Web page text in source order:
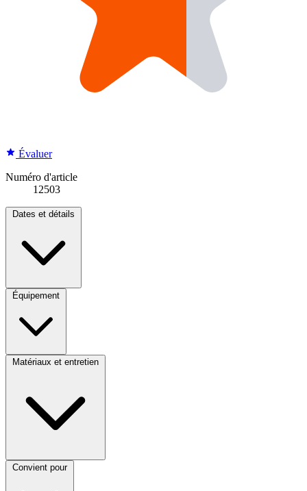
Évaluer
Numéro d'article
12503
Dates et détails
Équipement
Matériaux et entretien
Convient pour